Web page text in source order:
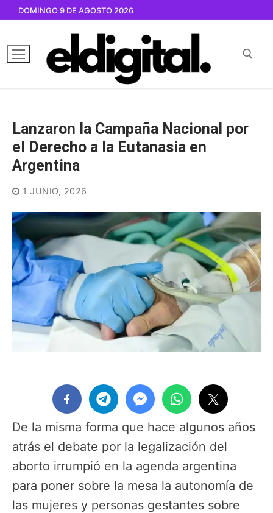
contenido
DOMINGO 9 DE AGOSTO 2026
Lanzaron la Campaña Nacional por
el Derecho a la Eutanasia en
Argentina
1 JUNIO, 2026
De la misma forma que hace algunos años
atrás el debate por la legalización del
aborto irrumpió en la agenda argentina
para poner sobre la mesa la autonomía de
las mujeres y personas gestantes sobre